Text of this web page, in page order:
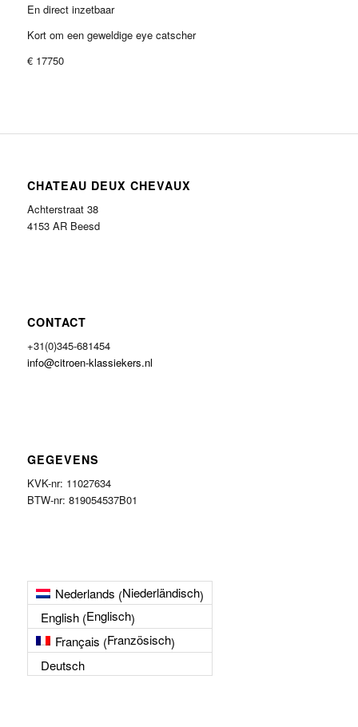
En direct inzetbaar
Kort om een geweldige eye catscher
€ 17750
CHATEAU DEUX CHEVAUX
Achterstraat 38
4153 AR Beesd
CONTACT
+31(0)345-681454
info@citroen-klassiekers.nl
GEGEVENS
KVK-nr: 11027634
BTW-nr: 819054537B01
Nederlands (Niederländisch)
English(Englisch)
Français (Französisch)
Deutsch